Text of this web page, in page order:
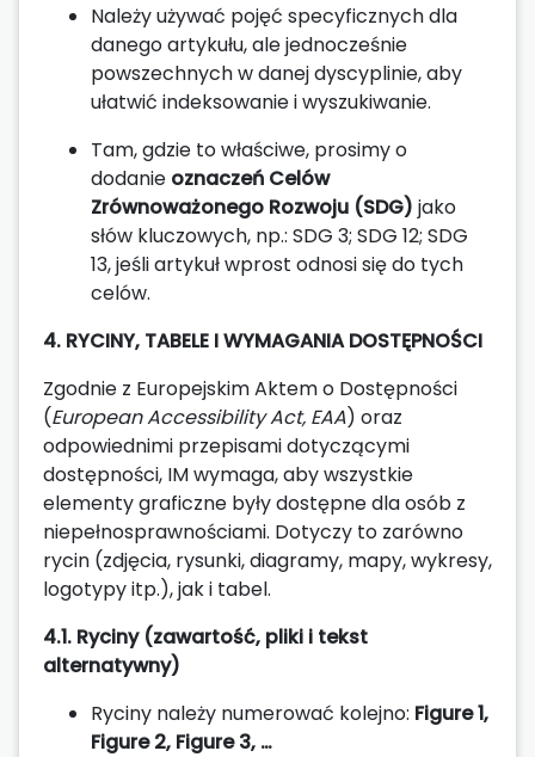
Należy używać pojęć specyficznych dla
danego artykułu, ale jednocześnie
powszechnych w danej dyscyplinie, aby
ułatwić indeksowanie i wyszukiwanie.
Tam, gdzie to właściwe, prosimy o
dodanie oznaczeń Celów
Zrównoważonego Rozwoju (SDG) jako
słów kluczowych, np.: SDG 3; SDG 12; SDG
13, jeśli artykuł wprost odnosi się do tych
celów.
4. RYCINY, TABELE I WYMAGANIA DOSTĘPNOŚCI
Zgodnie z Europejskim Aktem o Dostępności
(European Accessibility Act, EAA) oraz
odpowiednimi przepisami dotyczącymi
dostępności, IM wymaga, aby wszystkie
elementy graficzne były dostępne dla osób z
niepełnosprawnościami. Dotyczy to zarówno
rycin (zdjęcia, rysunki, diagramy, mapy, wykresy,
logotypy itp.), jak i tabel.
4.1. Ryciny (zawartość, pliki i tekst
alternatywny)
Ryciny należy numerować kolejno: Figure 1,
Figure 2, Figure 3, …